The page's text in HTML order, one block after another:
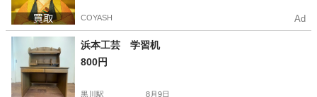
COYASH Ad
浜本工芸 学習机
800円
黒川駅 8月9日